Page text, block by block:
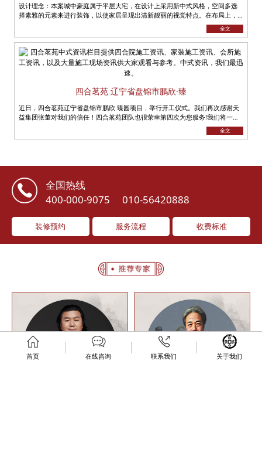
设计理念：本案城中豪庭属于平层大宅，在设计上采用新中式风格，空间多选
择素雅的元素来进行装饰，以使家居呈现出清新靓丽的视觉特点。在布局上，
全文
四合茗苑 辽宁省盘锦市鹏欣·臻
近日，四合茗苑辽宁省盘锦市鹏欣 臻园项目，举行开工仪式。我们再次感谢天
益集团张董对我们的信任！四合茗苑团队也很荣幸第四次为您服务!我们将一如
全文
全国热线
400-000-9075
010-56420888
装修预约 服务流程 收费标准
首页 在线咨询 联系我们 关于我们